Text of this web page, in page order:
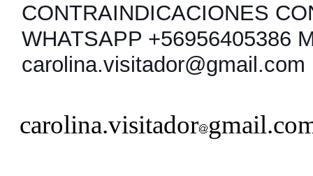
CONTRAINDICACIONES
WHATSAPP +56956405386
carolina.visitador@gmail.com
carolina.visitador